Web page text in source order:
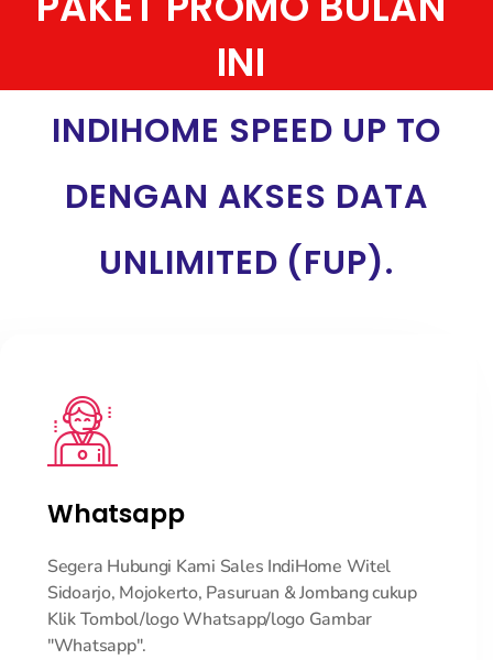
INI
INDIHOME SPEED UP TO
DENGAN AKSES DATA
UNLIMITED (FUP).
Whatsapp
Segera Hubungi Kami Sales IndiHome Witel
Sidoarjo, Mojokerto, Pasuruan & Jombang cukup
Klik Tombol/logo Whatsapp/logo Gambar
"Whatsapp".